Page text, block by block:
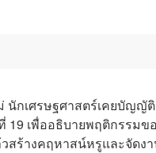
นักเศรษฐศาสตร์เคยบัญญั
19 เพื่ออธิบายพฤติกรรม
ร้างคฤหาสน์หรูและจัดงา